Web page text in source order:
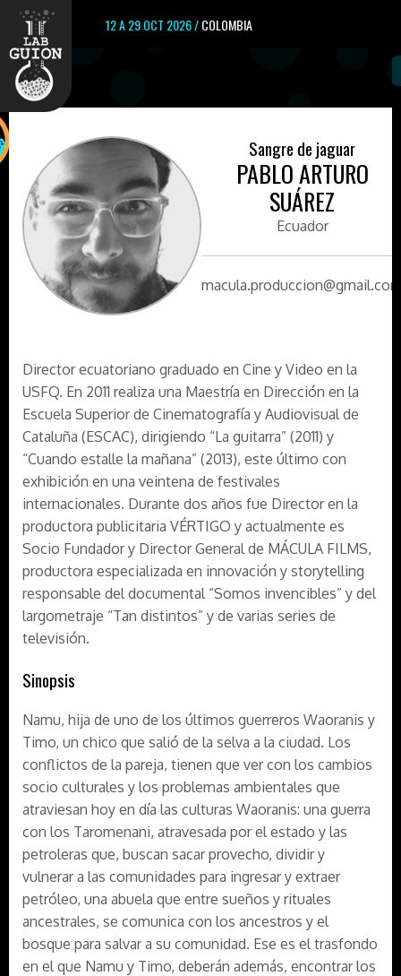
12 A 29 OCT 2026 /COLOMBIA
Sangre de jaguar
PABLO ARTURO
SUÁREZ
Ecuador
Director ecuatoriano graduado en Cine y Video en la
USFQ. En 2011 realiza una Maestría en Dirección en la
Escuela Superior de Cinematografía y Audiovisual de
Cataluña (ESCAC), dirigiendo “La guitarra” (2011) y
“Cuando estalle la mañana” (2013), este último con
exhibición en una veintena de festivales
internacionales. Durante dos años fue Director en la
productora publicitaria VÉRTIGO y actualmente es
Socio Fundador y Director General de MÁCULA FILMS,
productora especializada en innovación y storytelling
responsable del documental “Somos invencibles” y del
largometraje “Tan distintos” y de varias series de
televisión.
Sinopsis
Namu, hija de uno de los últimos guerreros Waoranis y
Timo, un chico que salió de la selva a la ciudad. Los
conflictos de la pareja, tienen que ver con los cambios
socio culturales y los problemas ambientales que
atraviesan hoy en día las culturas Waoranis: una guerra
con los Taromenani, atravesada por el estado y las
petroleras que, buscan sacar provecho, dividir y
vulnerar a las comunidades para ingresar y extraer
petróleo, una abuela que entre sueños y rituales
ancestrales, se comunica con los ancestros y el
bosque para salvar a su comunidad. Ese es el trasfondo
en el que Namu y Timo, deberán además, encontrar los